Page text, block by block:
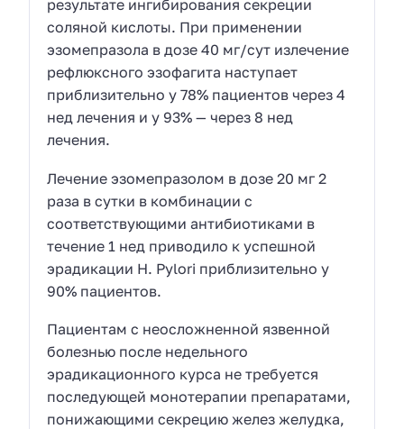
результате ингибирования секреции
соляной кислоты. При применении
эзомепразола в дозе 40 мг/сут излечение
рефлюксного эзофагита наступает
приблизительно у 78% пациентов через 4
нед лечения и у 93% — через 8 нед
лечения.
Лечение эзомепразолом в дозе 20 мг 2
раза в сутки в комбинации с
соответствующими антибиотиками в
течение 1 нед приводило к успешной
эрадикации H. Pylori приблизительно у
90% пациентов.
Пациентам с неосложненной язвенной
болезнью после недельного
эрадикационного курса не требуется
последующей монотерапии препаратами,
понижающими секрецию желез желудка,